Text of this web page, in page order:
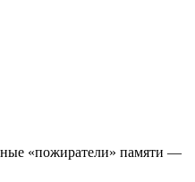
«пожиратели» памяти —